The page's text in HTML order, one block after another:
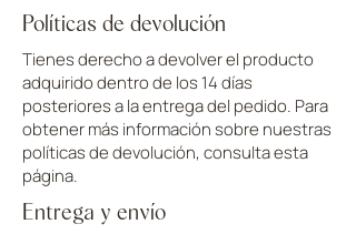
Políticas de devolución
Tienes derecho a devolver el producto
adquirido dentro de los 14 días
posteriores a la entrega del pedido. Para
obtener más información sobre nuestras
políticas de devolución, consulta esta
página.
Entrega y envío